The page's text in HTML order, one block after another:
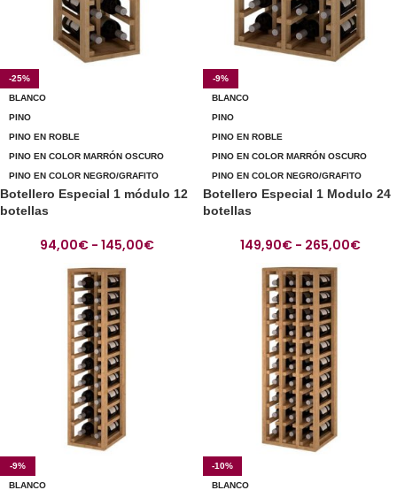
-25%
BLANCO
PINO
PINO EN ROBLE
PINO EN COLOR MARRÓN OSCURO
PINO EN COLOR NEGRO/GRAFITO
Botellero Especial 1 módulo 12
botellas
94,00€ - 145,00€
-9%
BLANCO
PINO
PINO EN ROBLE
PINO EN COLOR MARRÓN OSCURO
PINO EN COLOR NEGRO/GRAFITO
Botellero Especial 1 Modulo 24
botellas
149,90€ - 265,00€
-9%
BLANCO
-10%
BLANCO